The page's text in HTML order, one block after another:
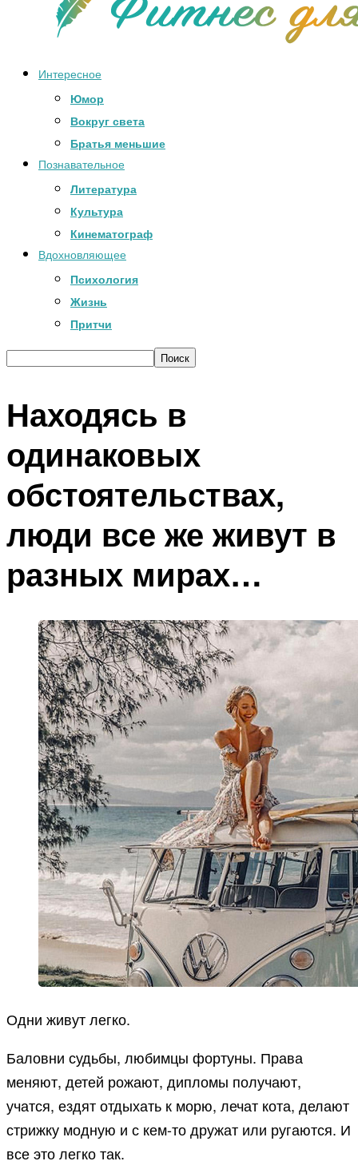
Интересное
Юмор
Вокруг света
Братья меньшие
Познавательное
Литература
Культура
Кинематограф
Вдохновляющее
Психология
Жизнь
Притчи
Находясь в
одинаковых
обстоятельствах,
люди все же живут в
разных мирах…
Одни живут легко.
Баловни судьбы, любимцы фортуны. Права
меняют, детей рожают, дипломы получают,
учатся, ездят отдыхать к морю, лечат кота, делают
стрижку модную и с кем-то дружат или ругаются. И
все это легко так.